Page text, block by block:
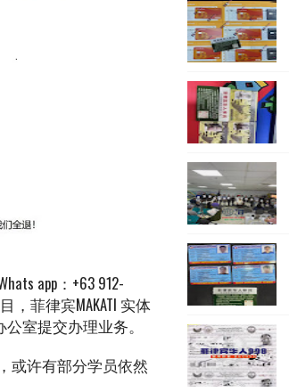
app：+63 912-
，菲律宾MAKATI 实体
室提交办理业务。
或许有部分学员依然